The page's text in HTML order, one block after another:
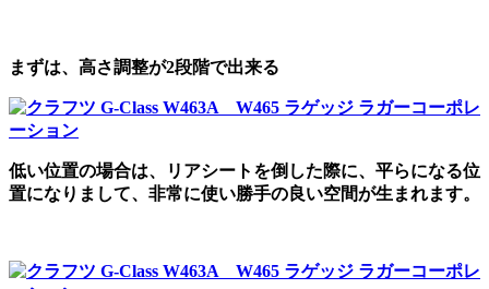
まずは、高さ調整が2段階で出来る
低い位置の場合は、リアシートを倒した際に、平らになる位
置になりまして、非常に使い勝手の良い空間が生まれます。